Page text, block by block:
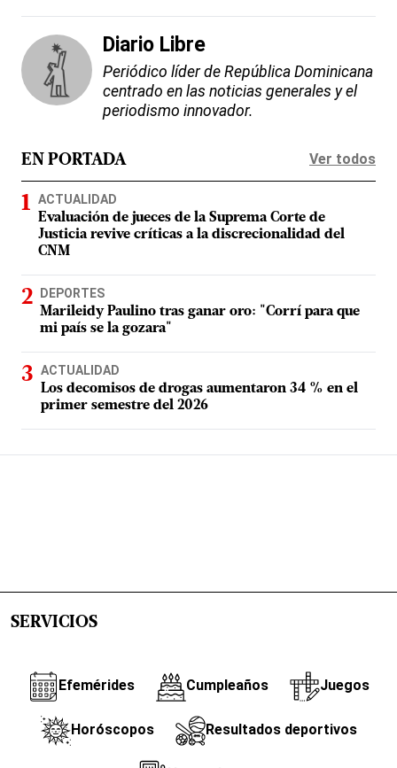
Diario Libre
Periódico líder de República Dominicana
centrado en las noticias generales y el
periodismo innovador.
EN PORTADA Ver todos
ACTUALIDAD
Evaluación de jueces de la Suprema Corte de
Justicia revive críticas a la discrecionalidad del
CNM
DEPORTES
Marileidy Paulino tras ganar oro: "Corrí para que
mi país se la gozara"
ACTUALIDAD
Los decomisos de drogas aumentaron 34 % en el
primer semestre del 2026
SERVICIOS
Efemérides Cumpleaños Juegos
Horóscopos Resultados deportivos